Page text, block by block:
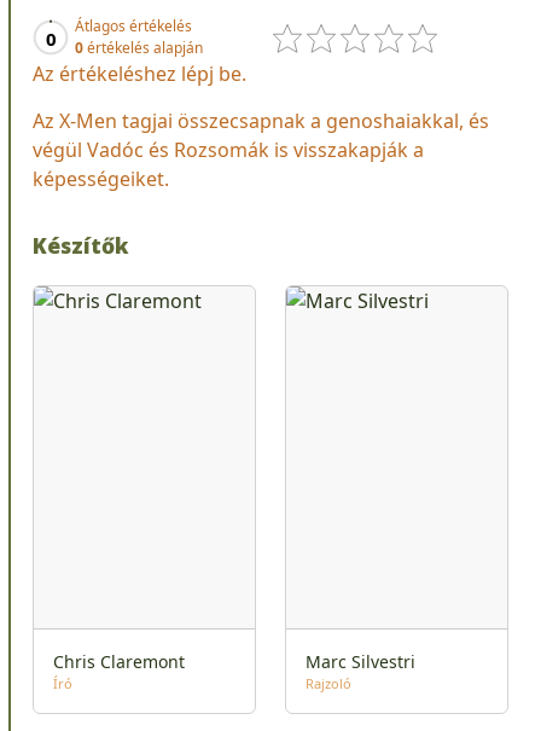
0
Átlagos értékelés
0értékelés alapján
Az értékeléshez lépj be.
Az X-Men tagjai összecsapnak a genoshaiakkal, és
végül Vadóc és Rozsomák is visszakapják a
képességeiket.
Készítők
Chris Claremont
Író
Marc Silvestri
Rajzoló